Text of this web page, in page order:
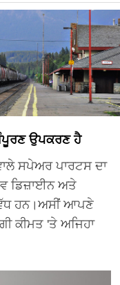
ਉਪਕਰਣ ਹੈ
ਸਪੇਅਰ ਪਾਰਟਸ ਦਾ
ਡਿਜ਼ਾਈਨ ਅਤੇ
ਵੱਧ ਹਨ।ਅਸੀਂ ਆਪਣੇ
ਕੀਮਤ 'ਤੇ ਅਜਿਹਾ